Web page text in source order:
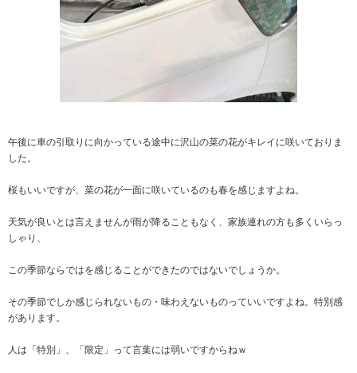
午後に車の引取りに向かっている途中に沢山の菜の花がキレイに咲いておりま
した。
桜もいいですが、菜の花が一面に咲いているのも春を感じますよね。
天気が良いとは言えませんが雨が降ることもなく、家族連れの方も多くいらっ
しゃり、
この季節ならではを感じることができたのではないでしょうか。
その季節でしか感じられないもの・味わえないものっていいですよね。特別感
があります。
人は「特別」、「限定」って言葉には弱いですからねｗ